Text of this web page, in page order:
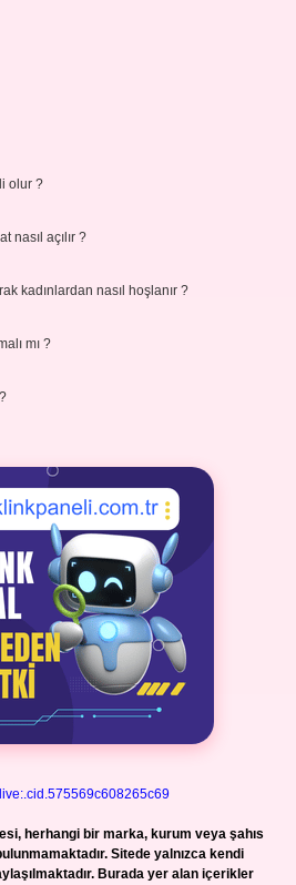
olur ?
nasıl açılır ?
kadınlardan nasıl hoşlanır ?
mı ?
herhangi bir marka, kurum veya şahıs
Sitede yalnızca kendi
Burada yer alan içerikler